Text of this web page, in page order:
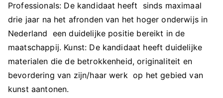
Professionals: De kandidaat heeft sinds maximaal
drie jaar na het afronden van het hoger onderwijs in
Nederland een duidelijke positie bereikt in de
maatschappij. Kunst: De kandidaat heeft duidelijke
materialen die de betrokkenheid, originaliteit en
bevordering van zijn/haar werk op het gebied van
kunst aantonen.